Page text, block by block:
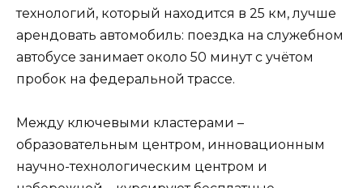
технологий, который находится в 25 км, лучше
арендовать автомобиль: поездка на служебном
автобусе занимает около 50 минут с учётом
пробок на федеральной трассе.
Между ключевыми кластерами –
образовательным центром, инновационным
научно-технологическим центром и